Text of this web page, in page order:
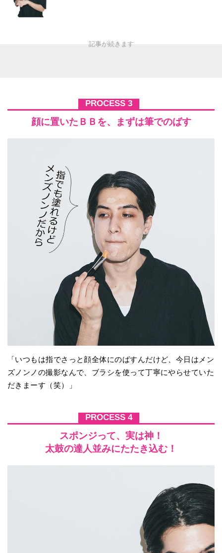
PROCESS 3
顔に置いたＢＢを、まずは筆でのばす
「いつもは指でさっと顔全体にのばすんだけど、今日はメン
ズノンノの撮影なんで、ブラシを使って丁寧にやらせていた
だきまーす（笑）」
PROCESS 4
スポンジって、実は神！
太鼓の達人並みにたたき込む！